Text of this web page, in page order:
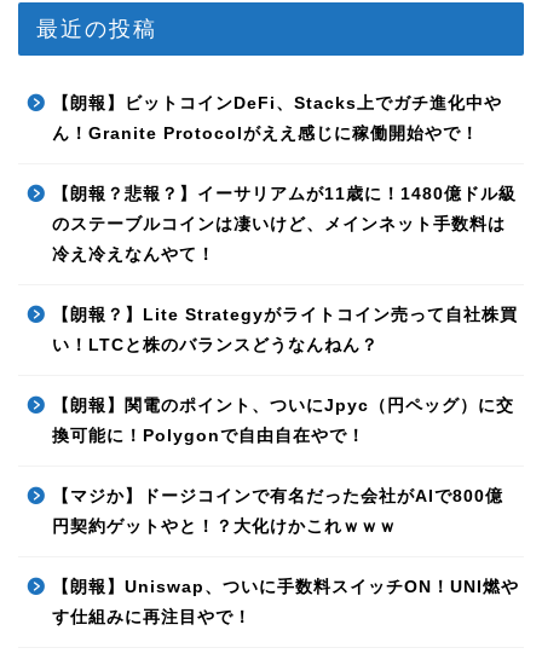
最近の投稿
【朗報】ビットコインDeFi、Stacks上でガチ進化中や
ん！Granite Protocolがええ感じに稼働開始やで！
【朗報？悲報？】イーサリアムが11歳に！1480億ドル級
のステーブルコインは凄いけど、メインネット手数料は
冷え冷えなんやて！
【朗報？】Lite Strategyがライトコイン売って自社株買
い！LTCと株のバランスどうなんねん？
【朗報】関電のポイント、ついにJpyc（円ペッグ）に交
換可能に！Polygonで自由自在やで！
【マジか】ドージコインで有名だった会社がAIで800億
円契約ゲットやと！？大化けかこれｗｗｗ
【朗報】Uniswap、ついに手数料スイッチON！UNI燃や
す仕組みに再注目やで！